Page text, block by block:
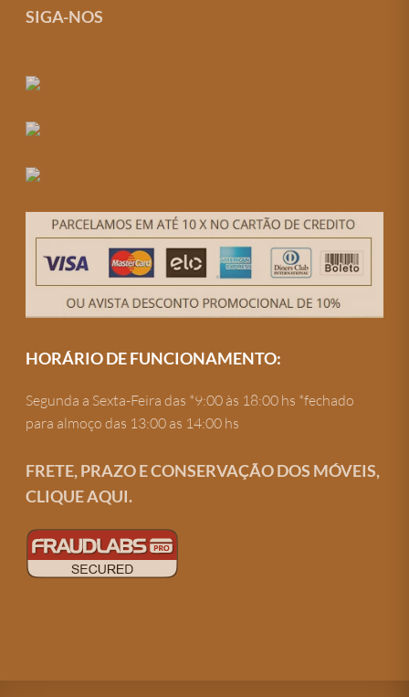
SIGA-NOS
HORÁRIO DE FUNCIONAMENTO:
Segunda a Sexta-Feira das *9:00 às 18:00 hs *fechado
para almoço das 13:00 as 14:00 hs
FRETE, PRAZO E CONSERVAÇÃO DOS MÓVEIS,
CLIQUE AQUI.